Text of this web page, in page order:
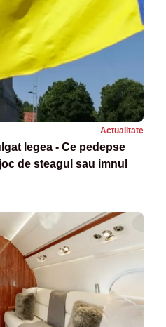
Actualitate
legea - Ce pedepse
de steagul sau imnul